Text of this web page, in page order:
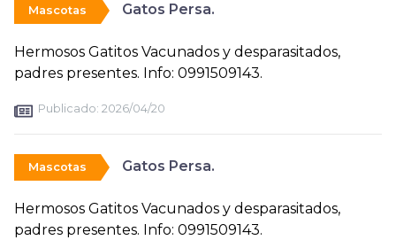
Mascotas Gatos Persa.
Hermosos Gatitos Vacunados y desparasitados,
padres presentes. Info: 0991509143.
Publicado: 2026/04/20
Mascotas Gatos Persa.
Hermosos Gatitos Vacunados y desparasitados,
padres presentes. Info: 0991509143.